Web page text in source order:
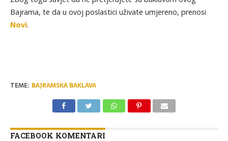
Bajrama, te da u ovoj poslastici uživate umjereno, prenosi
Novi.
TEME: BAJRAMSKA BAKLAVA
FACEBOOK KOMENTARI